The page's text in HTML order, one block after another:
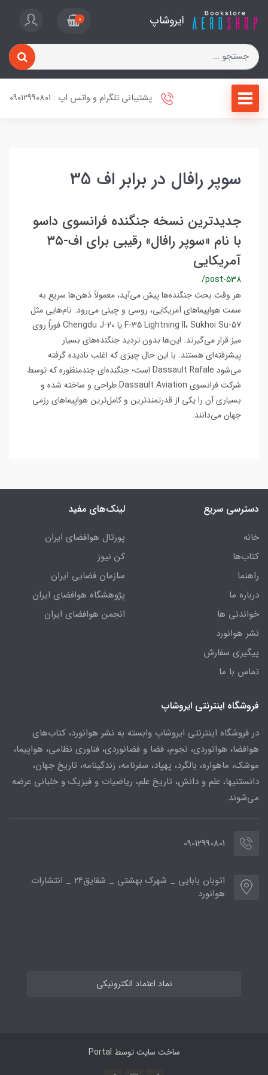
ایروشاپ 0
پشتیبانی تلگرام و واتس اپ : 09012990801
سوپر رافال در برابر اف 35
جدیدترین نسخه جنگنده فرانسوی داسو
با نام «سوپر رافال» رقیبی برای اف-۳۵
آمریکایی
/post-538
هر وقت بحث جنگنده‌ها پیش می‌آید، معمولاً ذهن‌ها سریع به
سمت هواپیماهای آمریکایی، روسی و چینی می‌رود. نام‌هایی مثل
F-35 Lightning II، Sukhoi Su-57 یا Chengdu J-20 فوراً روی
میز قرار می‌گیرند. این‌ها بدون تردید جنگنده‌های بسیار
پیشرفته‌ای هستند. با این حال چیزی که اغلب نادیده گرفته
می‌شود Dassault Rafale است؛ جنگنده‌ای چندمنظوره که توسط
شرکت فرانسوی Dassault Aviation طراحی و ساخته شده و
بسیاری آن را یکی از قدرتمندترین و کامل‌ترین هواپیماهای رزمی
جهان می‌دانند.
دسترسی سریع
خانه
کتاب‌ها
راهنما
درباره ما
خواندنی ها
نشر هوانورد
پیگیری سفارش
تماس با ما
لینک‌های مفید
پورتال هوافضای ایران
کن نیوز
سازمان فضایی ایران
پژوهشگاه هوافضای ایران
انجمن هوافضای ایران
فروشگاه اینترنتی ایروشاپ
در فروشگاه اینترنتی ایروشاپ وابسته به نشر هوانورد، کتاب‌های
هوافضا، هوانوردی، نجوم، فضا و فضانوردی، فناوری نظامی، هواپیما،
موشک، ماهواره، بالگرد، پهپاد، سفرنامه، زندگینامه، تاریخ جهان،
دانستنیها، علم و دانش، تاریخ علم، ریاضیات و فیزیک و خلبانی عرضه
می‌شوند.
09012990801
اتوبان بابایی _ شهرک بهشتی _ شقایق24 _ انتشارات
هوانورد
نماد اعتماد الکترونیکی
ساخت سایت توسط Portal